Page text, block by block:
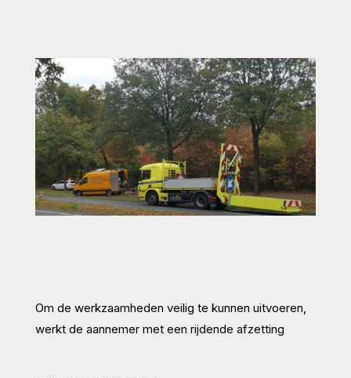
Om de werkzaamheden veilig te kunnen uitvoeren,
werkt de aannemer met een rijdende afzetting